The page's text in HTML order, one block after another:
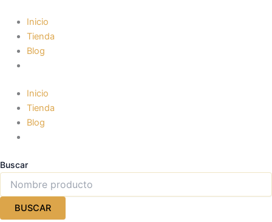
contenido
Inicio
Tienda
Blog
Inicio
Tienda
Blog
Buscar
BUSCAR